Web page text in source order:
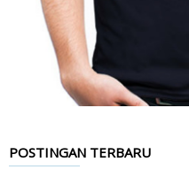
POSTINGAN TERBARU